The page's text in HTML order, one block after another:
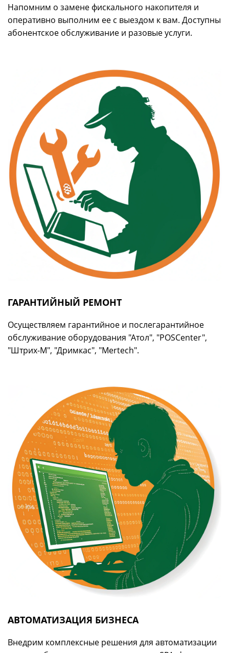
Напомним о замене фискального накопителя и
оперативно выполним ее с выездом к вам. Доступны
абонентское обслуживание и разовые услуги.
ГАРАНТИЙНЫЙ РЕМОНТ
Осуществляем гарантийное и послегарантийное
обслуживание оборудования "Атол", "POSCenter",
"Штрих-М", "Дримкас", "Mertech".
АВТОМАТИЗАЦИЯ БИЗНЕСА
Внедрим комплексные решения для автоматизации